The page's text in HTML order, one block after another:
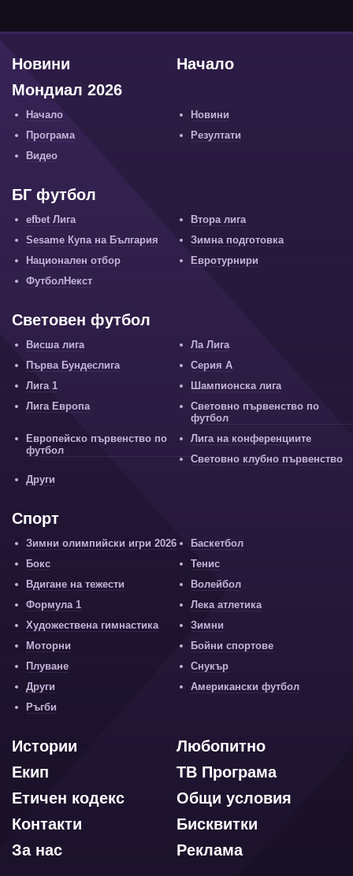
Начало
Новини
Мондиал 2026
Начало
Новини
Програма
Резултати
Видео
БГ футбол
efbet Лига
Втора лига
Sesame Купа на България
Зимна подготовка
Национален отбор
Евротурнири
ФутболНекст
Световен футбол
Висша лига
Ла Лига
Първа Бундеслига
Серия А
Лига 1
Шампионска лига
Лига Европа
Световно първенство по
футбол
Европейско първенство по
футбол
Лига на конференциите
Световно клубно първенство
Други
Спорт
Зимни олимпийски игри 2026
Баскетбол
Бокс
Тенис
Вдигане на тежести
Волейбол
Формула 1
Лека атлетика
Художествена гимнастика
Зимни
Моторни
Бойни спортове
Плуване
Снукър
Други
Американски футбол
Ръгби
Любопитно
Истории
ТВ Програма
Екип
Общи условия
Етичен кодекс
Бисквитки
Контакти
Реклама
За нас